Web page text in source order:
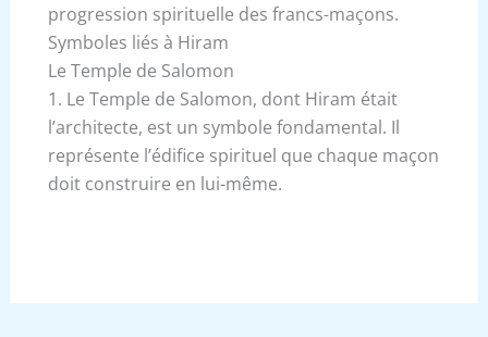
progression spirituelle des francs-maçons.
Symboles liés à Hiram
Le Temple de Salomon
1. Le Temple de Salomon, dont Hiram était
l’architecte, est un symbole fondamental. Il
représente l’édifice spirituel que chaque maçon
doit construire en lui-même.